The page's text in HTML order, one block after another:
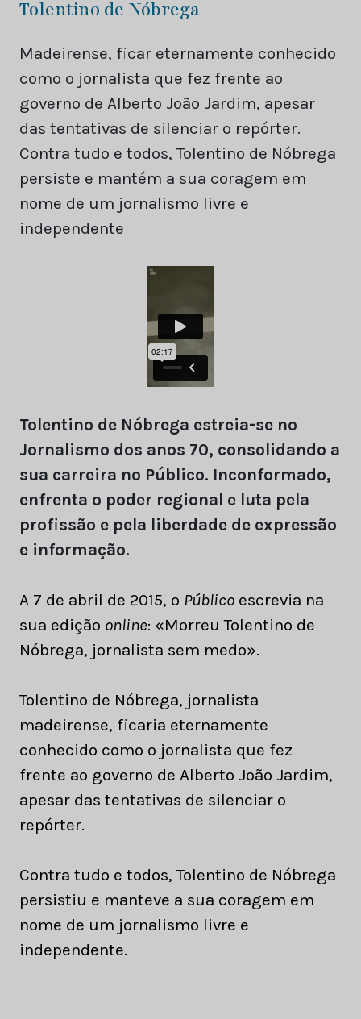
Tolentino de Nóbrega
Madeirense, ficar eternamente conhecido
como o jornalista que fez frente ao
governo de Alberto João Jardim, apesar
das tentativas de silenciar o repórter.
Contra tudo e todos, Tolentino de Nóbrega
persiste e mantém a sua coragem em
nome de um jornalismo livre e
independente
Tolentino de Nóbrega estreia-se no
Jornalismo dos anos 70, consolidando a
sua carreira no Público. Inconformado,
enfrenta o poder regional e luta pela
profissão e pela liberdade de expressão
e informação.
A 7 de abril de 2015, o Público escrevia na
sua edição online: «Morreu Tolentino de
Nóbrega, jornalista sem medo».
Tolentino de Nóbrega, jornalista
madeirense, ficaria eternamente
conhecido como o jornalista que fez
frente ao governo de Alberto João Jardim,
apesar das tentativas de silenciar o
repórter.
Contra tudo e todos, Tolentino de Nóbrega
persistiu e manteve a sua coragem em
nome de um jornalismo livre e
independente.